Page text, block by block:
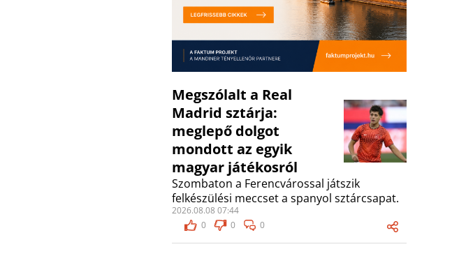
Megszólalt a Real
Madrid sztárja:
meglepő dolgot
mondott az egyik
magyar játékosról
Szombaton a Ferencvárossal játszik
felkészülési meccset a spanyol sztárcsapat.
2026.08.08 07:44
0
0 0